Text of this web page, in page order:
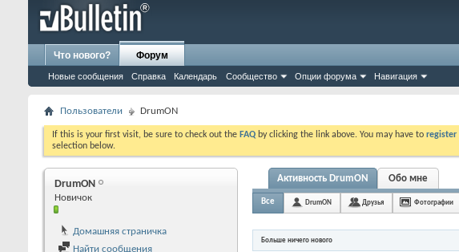
Что нового? Форум
Новые сообщения Справка Календарь Сообщество Опции форума Навигация
Пользователи DrumON
If this is your first visit, be sure to check out the FAQ by clicking the link above. You may have to register
selection below.
DrumON
Новичок
Домашняя страничка
Найти сообщения
Активность DrumON Обо мне
Все DrumON Друзья Фотографии
Больше ничего нового